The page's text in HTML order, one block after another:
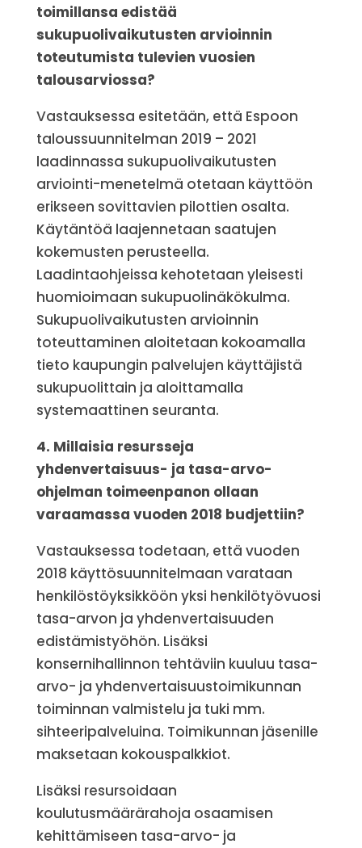
toimillansa edistää
sukupuolivaikutusten arvioinnin
toteutumista tulevien vuosien
talousarviossa?
Vastauksessa esitetään, että Espoon
taloussuunnitelman 2019 – 2021
laadinnassa sukupuolivaikutusten
arviointi-menetelmä otetaan käyttöön
erikseen sovittavien pilottien osalta.
Käytäntöä laajennetaan saatujen
kokemusten perusteella.
Laadintaohjeissa kehotetaan yleisesti
huomioimaan sukupuolinäkökulma.
Sukupuolivaikutusten arvioinnin
toteuttaminen aloitetaan kokoamalla
tieto kaupungin palvelujen käyttäjistä
sukupuolittain ja aloittamalla
systemaattinen seuranta.
4. Millaisia resursseja
yhdenvertaisuus- ja tasa-arvo-
ohjelman toimeenpanon ollaan
varaamassa vuoden 2018 budjettiin?
Vastauksessa todetaan, että vuoden
2018 käyttösuunnitelmaan varataan
henkilöstöyksikköön yksi henkilötyövuosi
tasa-arvon ja yhdenvertaisuuden
edistämistyöhön. Lisäksi
konsernihallinnon tehtäviin kuuluu tasa-
arvo- ja yhdenvertaisuustoimikunnan
toiminnan valmistelu ja tuki mm.
sihteeripalveluina. Toimikunnan jäsenille
maksetaan kokouspalkkiot.
Lisäksi resursoidaan
koulutusmäärärahoja osaamisen
kehittämiseen tasa-arvo- ja